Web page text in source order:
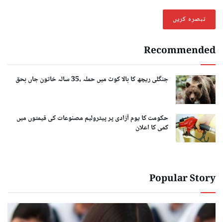
Recommended
جنگلی ریچھ کا بالا کوٹ میں حملہ ،35 سالہ خاتون جاں بحق
حکومت کا یوم آزادی پر پیٹرولیم مصنوعات کی قیمتوں میں
کمی کا اعلان
Popular Story